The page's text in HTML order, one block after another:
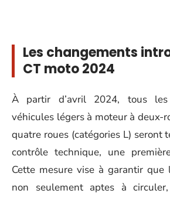
Les changements
CT moto 2024
À partir d’avril 2024, tous les
véhicules légers à moteur à deux-
quatre roues (catégories L) seront
contrôle technique, une
Cette mesure vise à garantir que
non seulement aptes à